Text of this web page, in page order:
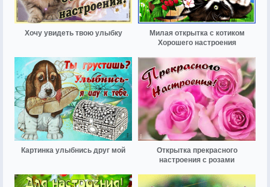
Хочу увидеть твою улыбку
Милая открытка с котиком
Хорошего настроения
Картинка улыбнись друг мой
Открытка прекрасного
настроения с розами